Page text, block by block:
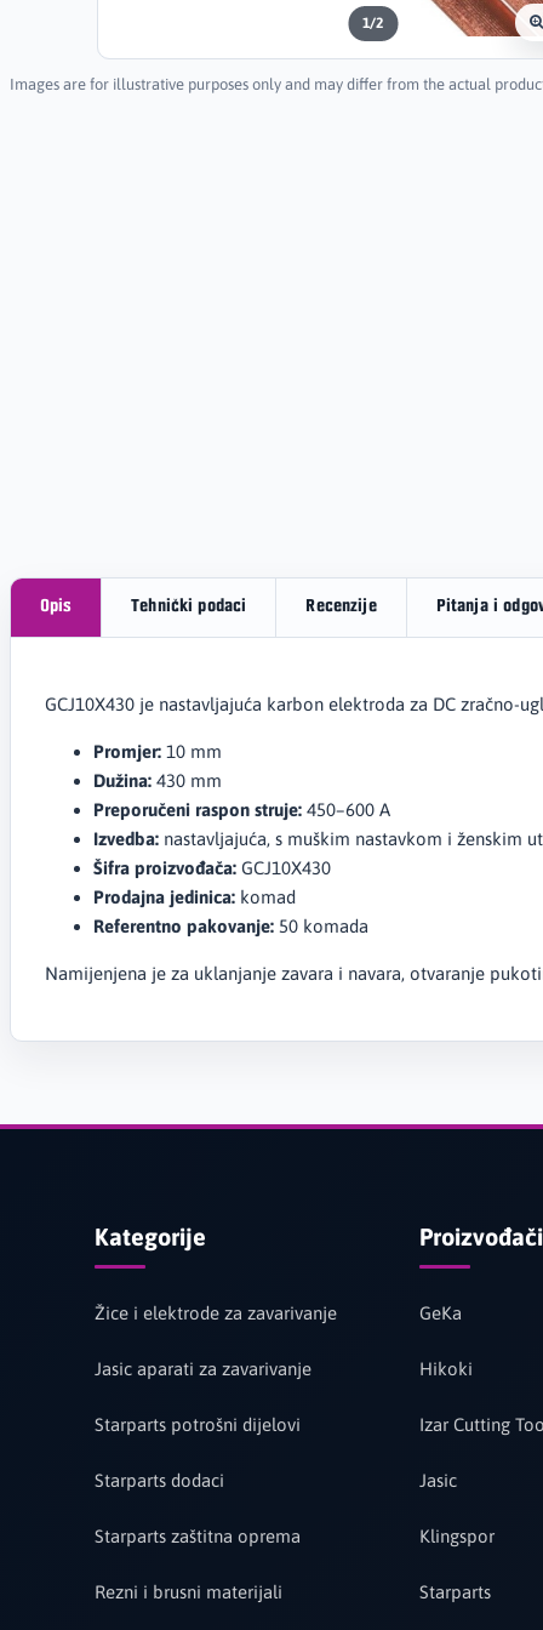
1/2
Images are for illustrative purposes only and may differ from the actual
Opis Tehnički podaci Recenzije Pitanja i
GCJ10X430 je nastavljajuća karbon elektroda za DC
Promjer:10 mm
Dužina:430 mm
Preporučeni raspon struje:450–600 A
Izvedba:nastavljajuća, s muškim nastavkom i ženskim
Šifra proizvođača:GCJ10X430
Prodajna jedinica:komad
Referentno pakovanje:50 komada
Namijenjena je za uklanjanje zavara i navara, otvaranje
Kategorije
Žice i elektrode za zavarivanje
Jasic aparati za zavarivanje
Starparts potrošni dijelovi
Starparts dodaci
Starparts zaštitna oprema
Rezni i brusni materijali
Proizvođači
GeKa
Hikoki
Izar Cutting
Jasic
Klingspor
Starparts